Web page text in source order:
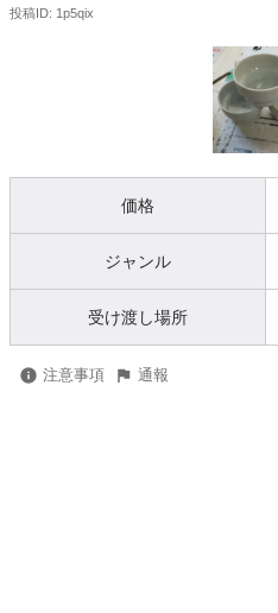
投稿ID: 1p5qix
価格
ジャンル
受け渡し場所
注意事項 通報